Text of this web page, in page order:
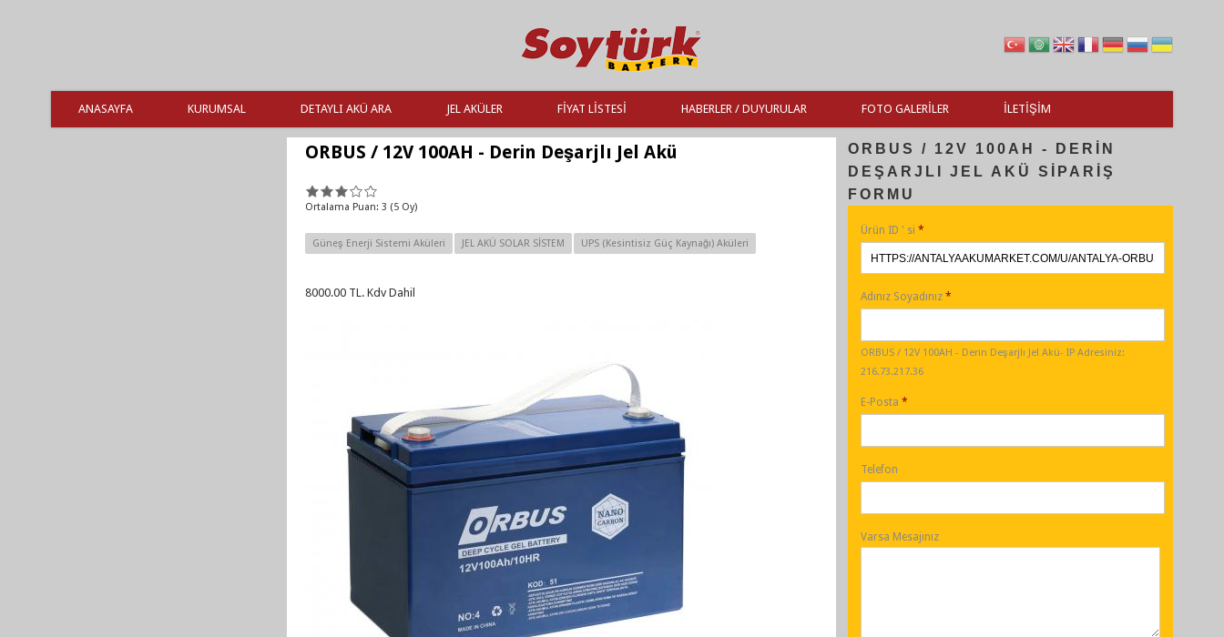
ANASAYFA KURUMSAL DETAYLI AKÜ ARA JEL AKÜLER FIYAT LISTESI HABERLER / DUYURULAR FOTO GALERILER İLETIŞIM
ORBUS / 12V 100AH - Derin Deşarjlı Jel Akü
Ortalama Puan: 3 (5Oy)
Güneş Enerji Sistemi Aküleri JEL AKÜ SOLAR SİSTEM UPS (Kesintisiz Güç Kaynağı) Aküleri
8000.00 TL. Kdv Dahil
ORBUS / 12V 100AH - DERIN
DEŞARJLI JEL AKÜ SIPARIŞ
FORMU
Ürün ID ' si *
Adınız Soyadınız *
ORBUS / 12V 100AH - Derin Deşarjlı Jel Akü- IP Adresiniz:
216.73.217.36
E-Posta *
Telefon
Varsa Mesajınız